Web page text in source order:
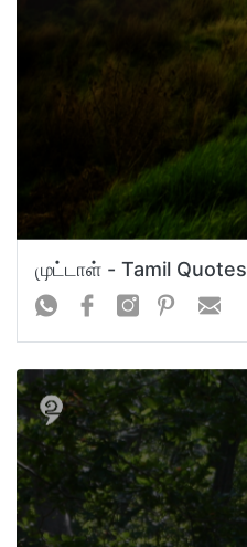
முட்டாள் - Tamil Quotes